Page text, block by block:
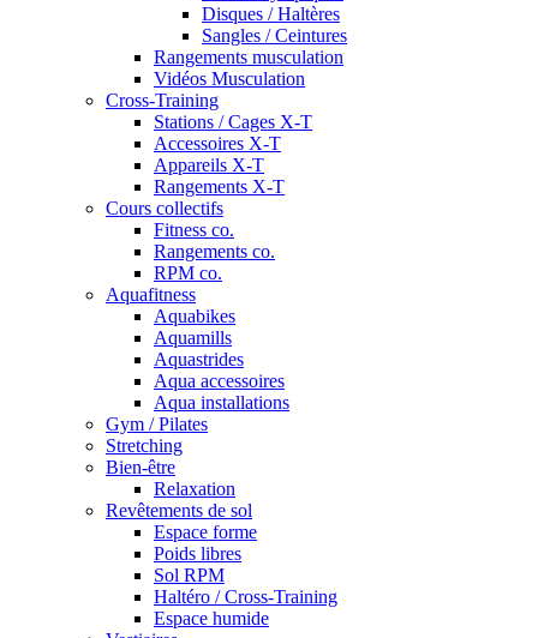
Disques / Haltères
Sangles / Ceintures
Rangements musculation
Vidéos Musculation
Cross-Training
Stations / Cages X-T
Accessoires X-T
Appareils X-T
Rangements X-T
Cours collectifs
Fitness co.
Rangements co.
RPM co.
Aquafitness
Aquabikes
Aquamills
Aquastrides
Aqua accessoires
Aqua installations
Gym / Pilates
Stretching
Bien-être
Relaxation
Revêtements de sol
Espace forme
Poids libres
Sol RPM
Haltéro / Cross-Training
Espace humide